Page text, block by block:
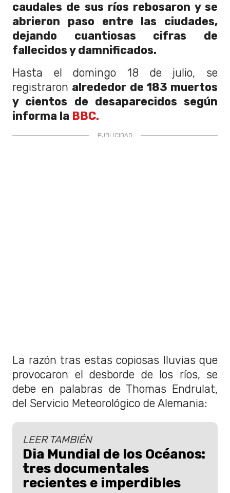
caudales de sus ríos rebosaron y se
abrieron paso entre las ciudades,
dejando cuantiosas cifras de
fallecidos y damnificados.
Hasta el domingo 18 de julio, se
registraron alrededor de 183 muertos
y cientos de desaparecidos según
informa la BBC.
La razón tras estas copiosas lluvias que
provocaron el desborde de los ríos, se
debe en palabras de Thomas Endrulat,
del Servicio Meteorológico de Alemania:
LEER TAMBIÉN
Dia Mundial de los Océanos:
tres documentales
recientes e imperdibles